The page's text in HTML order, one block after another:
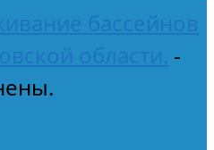
бассейнов
области. -